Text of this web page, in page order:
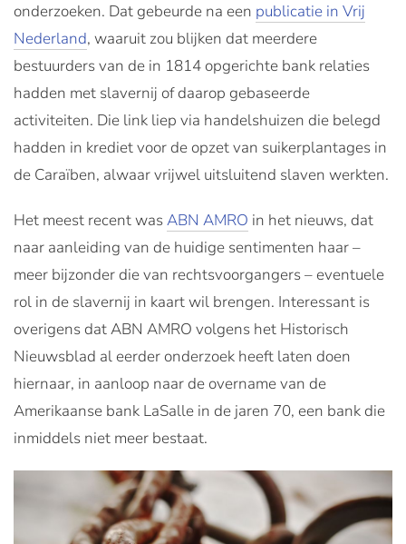
onderzoeken. Dat gebeurde na een publicatie in Vrij
Nederland, waaruit zou blijken dat meerdere
bestuurders van de in 1814 opgerichte bank relaties
hadden met slavernij of daarop gebaseerde
activiteiten. Die link liep via handelshuizen die belegd
hadden in krediet voor de opzet van suikerplantages in
de Caraïben, alwaar vrijwel uitsluitend slaven werkten.
Het meest recent wasABN AMRO in het nieuws, dat
naar aanleiding van de huidige sentimenten haar –
meer bijzonder die van rechtsvoorgangers – eventuele
rol in de slavernij in kaart wil brengen. Interessant is
overigens dat ABN AMRO volgens het Historisch
Nieuwsblad al eerder onderzoek heeft laten doen
hiernaar, in aanloop naar de overname van de
Amerikaanse bank LaSalle in de jaren 70, een bank die
inmiddels niet meer bestaat.